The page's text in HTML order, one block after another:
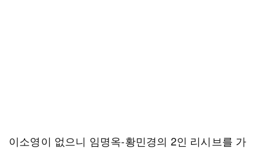
이소영이 없으니 임명옥-황민경의 2인 리시브를 가